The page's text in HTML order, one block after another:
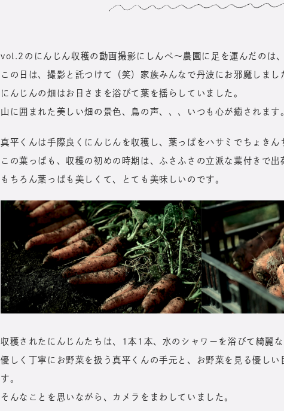
vol.2のにんじん収穫の動画撮影にしんぺ～農園に足を運んだのは
この日は、撮影と託つけて（笑）家族みんなで丹波にお邪魔しまし
にんじんの畑はお日さまを浴びて葉を揺らしていました。
山に囲まれた美しい畑の景色、鳥の声、、、いつも心が癒されます
真平くんは手際良くにんじんを収穫し、葉っぱをハサミでちょきん
この葉っぱも、収穫の初めの時期は、ふさふさの立派な葉付きで出
もちろん葉っぱも美しくて、とても美味しいのです。
収穫されたにんじんたちは、1本1本、水のシャワーを浴びて綺麗な
優しく丁寧にお野菜を扱う真平くんの手元と、お野菜を見る優しい
す。
そんなことを思いながら、カメラをまわしていました。